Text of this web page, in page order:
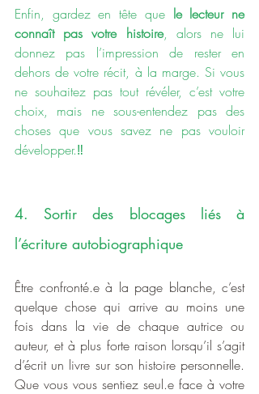
Enfin, gardez en tête que le lecteur ne
connaît pas votre histoire, alors ne lui
donnez pas l’impression de rester en
dehors de votre récit, à la marge. Si vous
ne souhaitez pas tout révéler, c’est votre
choix, mais ne sous-entendez pas des
choses que vous savez ne pas vouloir
développer.‼️
4. Sortir des blocages liés à
l’écriture autobiographique
Être confronté.e à la page blanche, c’est
quelque chose qui arrive au moins une
fois dans la vie de chaque autrice ou
auteur, et à plus forte raison lorsqu’il s’agit
d’écrit un livre sur son histoire personnelle.
Que vous vous sentiez seul.e face à votre